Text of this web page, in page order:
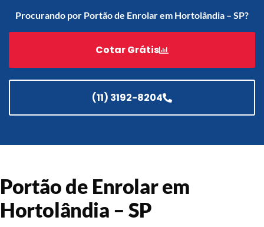
Enrolar em Teresópolis – RJ
Aldeia – RJ
Portão de Garagem de
Enrolar em São João de
Meriti – RJ
Portão de Garagem de
Enrolar em Queimados – RJ
Portão de Garagem de
Enrolar em Petrópolis – RJ
Procurando por Portão de Enrolar em Hortolândia – SP?
Cotar Grátis
(11) 3192-8204
Portão de Enrolar em
Hortolândia – SP